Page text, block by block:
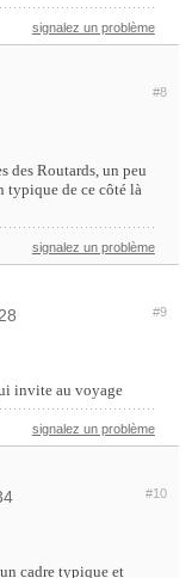
signalez un problème
#8
des Routards, un peu
typique de ce côté là
signalez un problème
#9
invite au voyage
signalez un problème
#10
cadre typique et